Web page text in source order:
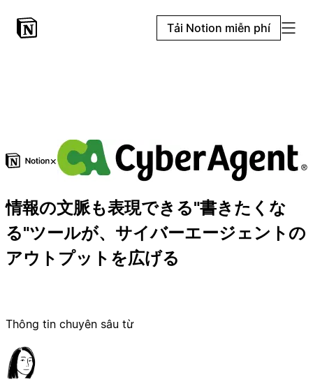
Tải Notion miễn phí
×
情報の文脈も表現できる"書きたくな
る"ツールが、サイバーエージェントの
アウトプットを広げる
Thông tin chuyên sâu từ